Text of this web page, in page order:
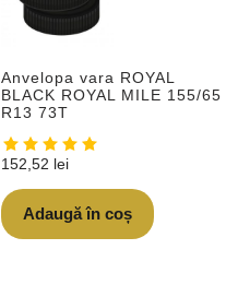
Anvelopa vara ROYAL
BLACK ROYAL MILE 155/65
R13 73T
152,52 lei
Adaugă în coș